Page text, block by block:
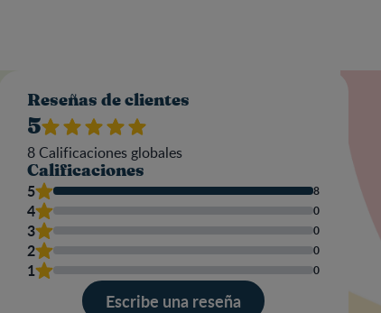
Reseñas de clientes
5
8Calificaciones globales
Calificaciones
5 8
4 0
3 0
2 0
1 0
Escribe una reseña
reseña